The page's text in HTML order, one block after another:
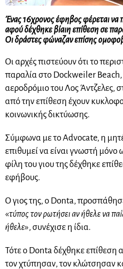
Ένας 16χρονος έφηβος φέρεται να
αφού δέχθηκε βίαιη επίθεση σε
Οι δράστες φώναζαν επίσης
Οι αρχές πιστεύουν ότι το
παραλία στο Dockweiler Beach,
αεροδρόμιο του Λος Άντζελες,
από την επίθεση έχουν
κοινωνικής δικτύωσης.
Σύμφωνα με το Advocate, η
επιθυμεί να είναι γνωστή μόνο
φίλη του γιου της δέχθηκε
εφήβους.
Ο γιος της, ο Donta,
«τύπος τον ρωτήσει αν ήθελε να
ήθελε», συνέχισε η ίδια.
Τότε ο Donta δέχθηκε επίθεση
τον χτύπησαν, τον κλώτσησαν